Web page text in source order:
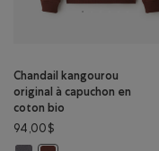
Chandail kangourou
original à capuchon en
coton bio
94,00$